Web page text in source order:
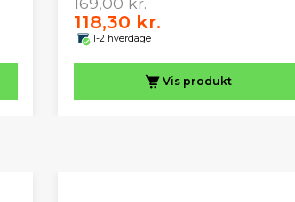
118,30 kr.
1-2 hverdage
Vis produkt